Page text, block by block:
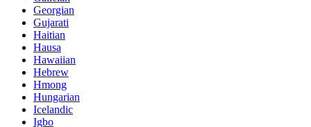
Georgian
Gujarati
Haitian
Hausa
Hawaiian
Hebrew
Hmong
Hungarian
Icelandic
Igbo